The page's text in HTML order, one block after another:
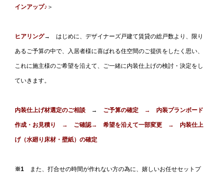
インアップ♪ ＞
ヒアリング→ はじめに、デザイナーズ戸建て賃貸の総戸数より、限り
あるご予算の中で、入居者様に喜ばれる住空間のご提供をしたく思い、
これに施主様のご希望を沿えて、ご一緒に内装仕上げの検討・決定をし
ていきます。
内装仕上げ材選定のご相談 → ご予算の確定 → 内装プランボード
作成・お見積り → ご確認→ 希望を沿えて一部変更 → 内装仕上
げ（水廻り床材・壁紙）の確定
※1 また、打合せの時間が作れない方の為に、嬉しいお任せセットプ